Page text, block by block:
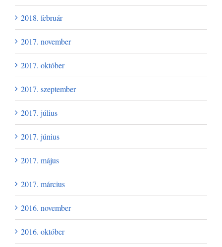
2018. február
2017. november
2017. október
2017. szeptember
2017. július
2017. június
2017. május
2017. március
2016. november
2016. október